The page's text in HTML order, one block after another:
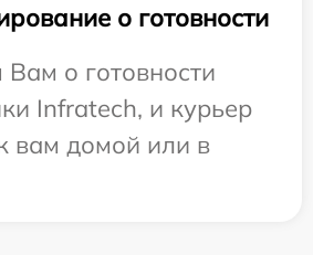
о готовности
о готовности
Infratech, и курьер
вам домой или в